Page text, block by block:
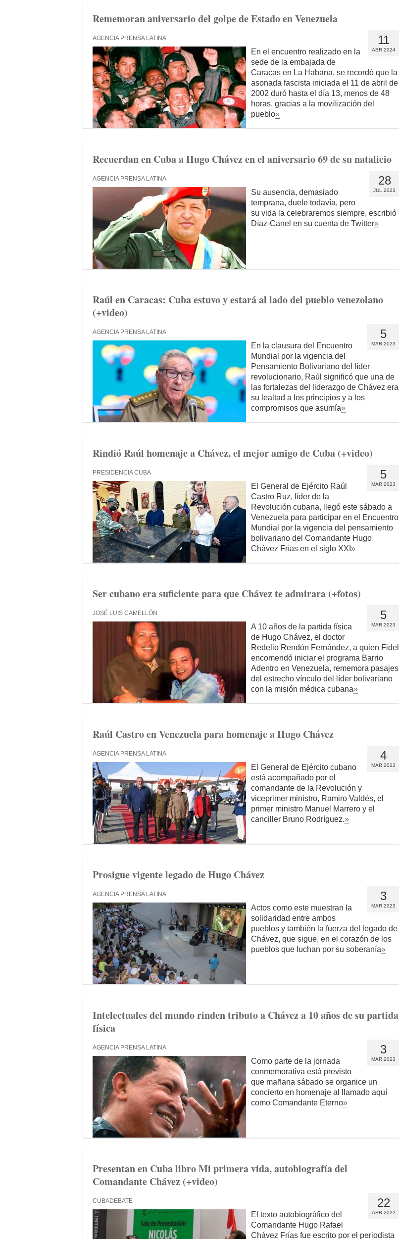
Rememoran aniversario del golpe de Estado en Venezuela
11
ABR 2024
AGENCIA PRENSA LATINA
En el encuentro realizado en la
sede de la embajada de
Caracas en La Habana, se recordó que la
asonada fascista iniciada el 11 de abril de
2002 duró hasta el día 13, menos de 48
horas, gracias a la movilización del
pueblo»
Recuerdan en Cuba a Hugo Chávez en el aniversario 69 de su natalicio
28
JUL 2023
AGENCIA PRENSA LATINA
Su ausencia, demasiado
temprana, duele todavía, pero
su vida la celebraremos siempre, escribió
Díaz-Canel en su cuenta de Twitter»
Raúl en Caracas: Cuba estuvo y estará al lado del pueblo venezolano
(+video)
5
MAR 2023
AGENCIA PRENSA LATINA
En la clausura del Encuentro
Mundial por la vigencia del
Pensamiento Bolivariano del líder
revolucionario, Raúl significó que una de
las fortalezas del liderazgo de Chávez era
su lealtad a los principios y a los
compromisos que asumía»
Rindió Raúl homenaje a Chávez, el mejor amigo de Cuba (+video)
5
MAR 2023
PRESIDENCIA CUBA
El General de Ejército Raúl
Castro Ruz, líder de la
Revolución cubana, llegó este sábado a
Venezuela para participar en el Encuentro
Mundial por la vigencia del pensamiento
bolivariano del Comandante Hugo
Chávez Frías en el siglo XXI »
Ser cubano era suficiente para que Chávez te admirara (+fotos)
5
MAR 2023
JOSÉ LUIS CAMELLÓN
A 10 años de la partida física
de Hugo Chávez, el doctor
Redelio Rendón Fernández, a quien Fidel
encomendó iniciar el programa Barrio
Adentro en Venezuela, rememora pasajes
del estrecho vínculo del líder bolivariano
con la misión médica cubana»
Raúl Castro en Venezuela para homenaje a Hugo Chávez
4
MAR 2023
AGENCIA PRENSA LATINA
El General de Ejército cubano
está acompañado por el
comandante de la Revolución y
viceprimer ministro, Ramiro Valdés, el
primer ministro Manuel Marrero y el
canciller Bruno Rodríguez.»
Prosigue vigente legado de Hugo Chávez
3
MAR 2023
AGENCIA PRENSA LATINA
Actos como este muestran la
solidaridad entre ambos
pueblos y también la fuerza del legado de
Chávez, que sigue, en el corazón de los
pueblos que luchan por su soberanía»
Intelectuales del mundo rinden tributo a Chávez a 10 años de su partida
física
3
MAR 2023
AGENCIA PRENSA LATINA
Como parte de la jornada
conmemorativa está previsto
que mañana sábado se organice un
concierto en homenaje al llamado aquí
como Comandante Eterno»
Presentan en Cuba libro Mi primera vida, autobiografía del
Comandante Chávez (+video)
22
ABR 2022
CUBADEBATE
El texto autobiográfico del
Comandante Hugo Rafael
Chávez Frías fue escrito por el periodista